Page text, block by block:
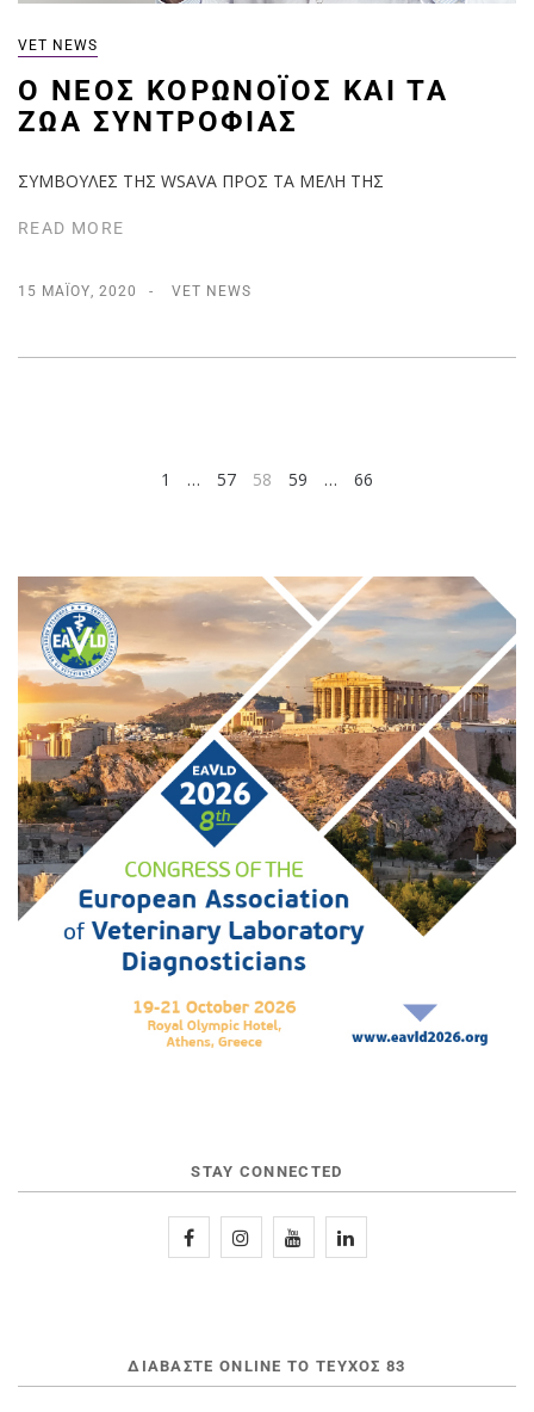
VET NEWS
Ο ΝΈΟΣ ΚΟΡΩΝΟΪΌΣ ΚΑΙ ΤΑ
ΖΏΑ ΣΥΝΤΡΟΦΙΆΣ
ΣΥΜΒΟΥΛΕΣ ΤΗΣ WSAVA ΠΡΟΣ ΤΑ ΜΕΛΗ ΤΗΣ
READ MORE
15 ΜΑΪ́ΟΥ, 2020 VET NEWS
1 … 57 58 59 … 66
STAY CONNECTED
ΔΙΑΒΆΣΤΕ ONLINE ΤΟ ΤΕΎΧΟΣ 83